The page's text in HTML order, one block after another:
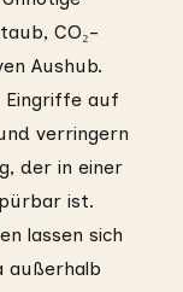
CO₂-
Aushub.
Eingriffe auf
verringern
der in einer
ist.
lassen sich
außerhalb